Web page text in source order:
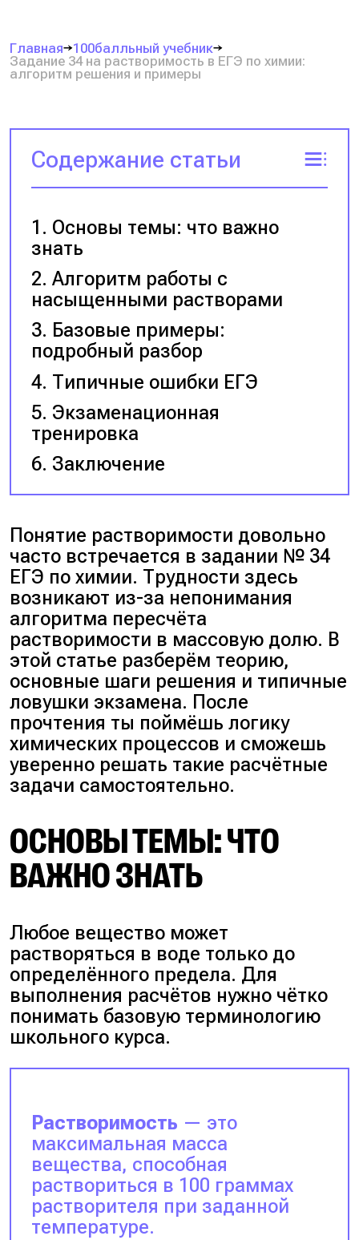
Главная
100балльный учебник
Задание 34 на растворимость в ЕГЭ по химии:
алгоритм решения и примеры
Содержание статьи
Основы темы: что важно
знать
Алгоритм работы с
насыщенными растворами
Базовые примеры:
подробный разбор
Типичные ошибки ЕГЭ
Экзаменационная
тренировка
Заключение
Понятие растворимости довольно
часто встречается в задании № 34
ЕГЭ по химии. Трудности здесь
возникают из-за непонимания
алгоритма пересчёта
растворимости в массовую долю. В
этой статье разберём теорию,
основные шаги решения и типичные
ловушки экзамена. После
прочтения ты поймёшь логику
химических процессов и сможешь
уверенно решать такие расчётные
задачи самостоятельно.
ОСНОВЫ ТЕМЫ: ЧТО
ВАЖНО ЗНАТЬ
Любое вещество может
растворяться в воде только до
определённого предела. Для
выполнения расчётов нужно чётко
понимать базовую терминологию
школьного курса.
Растворимость — это
максимальная масса
вещества, способная
раствориться в 100 граммах
растворителя при заданной
температуре.